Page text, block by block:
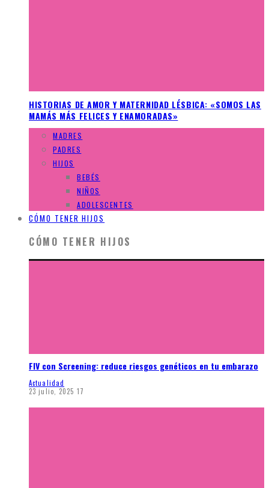
HISTORIAS DE AMOR Y MATERNIDAD LÉSBICA: «SOMOS LAS
MAMÁS MÁS FELICES Y ENAMORADAS»
MADRES
PADRES
HIJOS
BEBÉS
NIÑOS
ADOLESCENTES
CÓMO TENER HIJOS
CÓMO TENER HIJOS
FIV con Screening: reduce riesgos genéticos en tu embarazo
Actualidad
23 julio, 2025 17